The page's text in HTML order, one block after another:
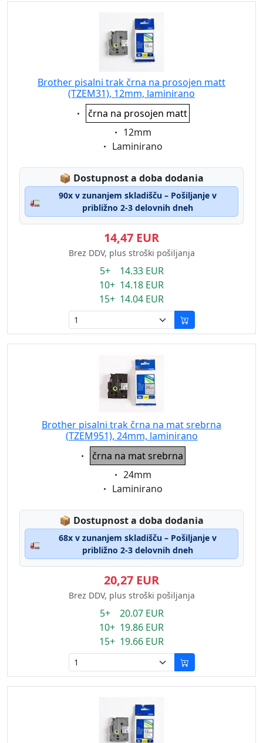
Brother pisalni trak črna na prosojen matt
(TZEM31), 12mm, laminirano
Eigenschaft:
črna na prosojen matt
Eigenschaft:
12mm
Eigenschaft:
Laminirano
📦 Lagerstatus:
Dostupnost a doba dodania
🚛
90x v zunanjem skladišču – Pošiljanje v
približno 2-3 delovnih dneh
14,47 EUR
Brez DDV, plus stroški pošiljanja
5+ 14.33 EUR
10+ 14.18 EUR
15+ 14.04 EUR
Brother pisalni trak črna na mat srebrna
(TZEM951), 24mm, laminirano
Eigenschaft:
črna na mat srebrna
Eigenschaft:
24mm
Eigenschaft:
Laminirano
📦 Lagerstatus:
Dostupnost a doba dodania
🚛
68x v zunanjem skladišču – Pošiljanje v
približno 2-3 delovnih dneh
20,27 EUR
Brez DDV, plus stroški pošiljanja
5+ 20.07 EUR
10+ 19.86 EUR
15+ 19.66 EUR